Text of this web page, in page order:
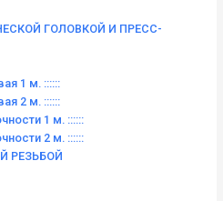
ГОЛОВКОЙ И ПРЕСС-
1 м. ::::::
2 м. ::::::
1 м. ::::::
2 м. ::::::
РЕЗЬБОЙ